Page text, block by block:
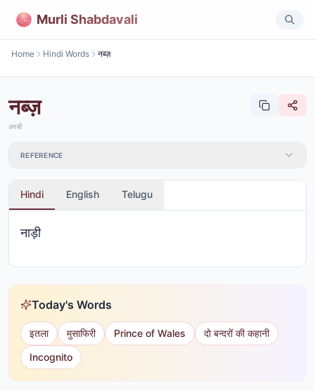
Murli Shabdavali
Home Hindi Words नब्ज़
नब्ज़
अरबी
REFERENCE
Hindi English Telugu
नाड़ी
Today's Words
इतला मुसाफिरी Prince of Wales
दो बन्दरों की कहानी
Incognito